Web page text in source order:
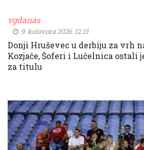
vgdanas
9. kolovoza 2026. 12:13
Donji Hruševec u derbiju za vrh
Kozjače, Šoferi i Lučelnica
za titulu